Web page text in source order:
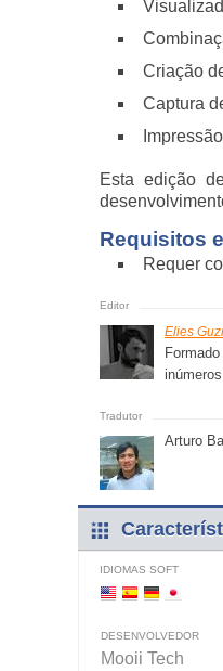
Criação
Captura
Esta edição
Requisitos
Requer
Elies
Arturo
IDIOMAS SOFT
DESENVOLVEDOR
Mooii Tech